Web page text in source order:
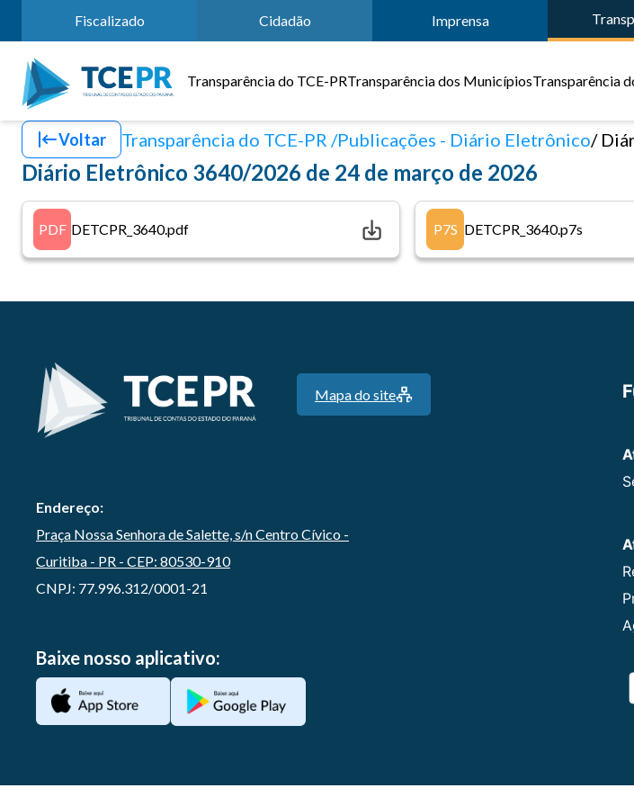
Fiscalizado Cidadão Imprensa
Transparência do TCE-PRTransparência dos MunicípiosTransparência
Voltar Transparência do TCE-PR Publicações - Diário Eletrônico
Diário Eletrônico 3640/2026 de 24 de março de 2026
PDF DETCPR_3640.pdf P7S DETCPR_3640.p7s
Mapa do site
Endereço:
Praça Nossa Senhora de Salette, s/n Centro Cívico -
Curitiba - PR - CEP: 80530-910
CNPJ: 77.996.312/0001-21
Baixe nosso aplicativo: